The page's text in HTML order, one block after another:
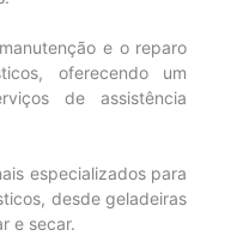
e o reparo
oferecendo um
de assistência
especializados para
desde geladeiras
e secar.